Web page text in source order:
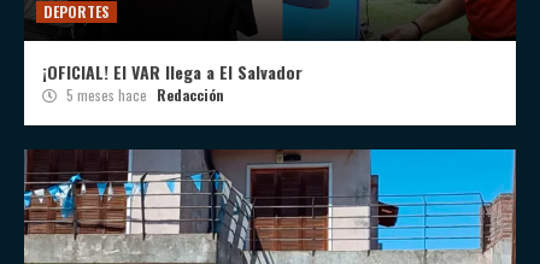
DEPORTES
¡OFICIAL! El VAR llega a El Salvador
5 meses hace Redacción